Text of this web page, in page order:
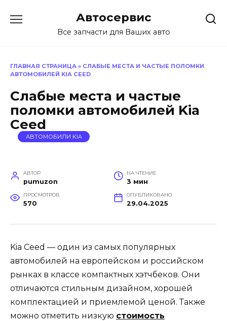
Автосервис
Все запчасти для Ваших авто
ГЛАВНАЯ СТРАНИЦА » СЛАБЫЕ МЕСТА И ЧАСТЫЕ ПОЛОМКИ
АВТОМОБИЛЕЙ KIA CEED
Слабые места и частые
поломки автомобилей Kia
Ceed
АВТОМОБИЛИ KIA
АВТОР
pumuzon
НА ЧТЕНИЕ
3 мин
ПРОСМОТРОВ
570
ОПУБЛИКОВАНО
29.04.2025
Kia Ceed — один из самых популярных
автомобилей на европейском и российском
рынках в классе компактных хэтчбеков. Они
отличаются стильным дизайном, хорошей
комплектацией и приемлемой ценой. Также
можно отметить низкую стоимость